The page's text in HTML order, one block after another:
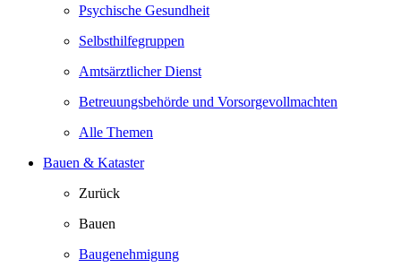
Psychische Gesundheit
Selbsthilfegruppen
Amtsärztlicher Dienst
Betreuungsbehörde und Vorsorgevollmachten
Alle Themen
Bauen & Kataster
Zurück
Bauen
Baugenehmigung